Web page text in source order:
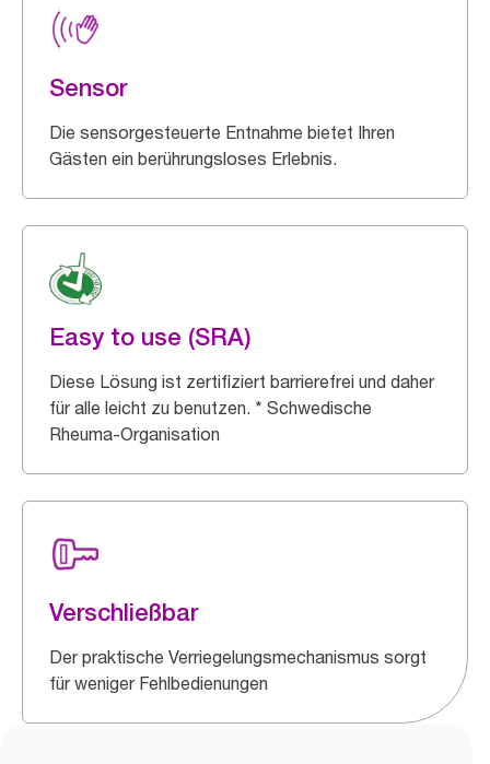
Sensor
Die sensorgesteuerte Entnahme bietet Ihren
Gästen ein berührungsloses Erlebnis.
Easy to use (SRA)
Diese Lösung ist zertifiziert barrierefrei und daher
für alle leicht zu benutzen. * Schwedische
Rheuma-Organisation
Verschließbar
Der praktische Verriegelungsmechanismus sorgt
für weniger Fehlbedienungen